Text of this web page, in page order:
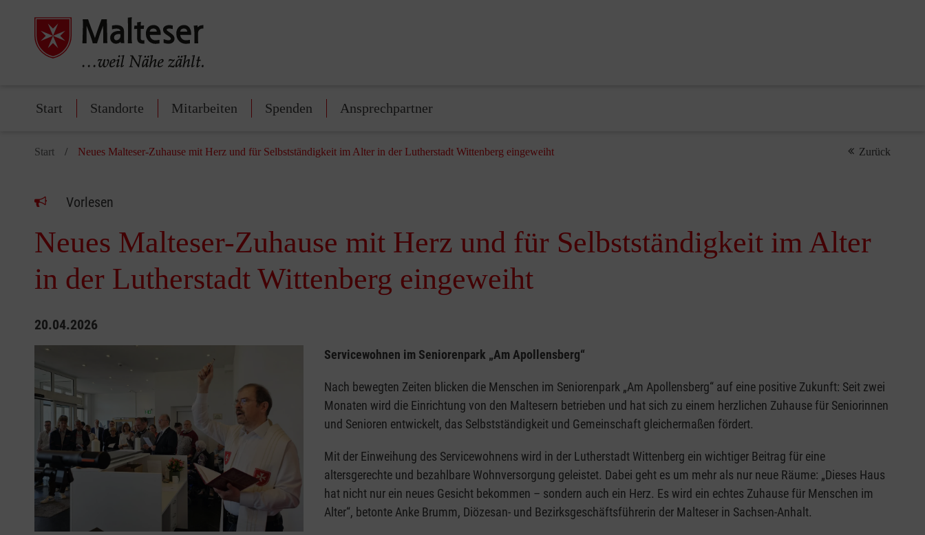
Start Standorte Mitarbeiten Spenden Ansprechpartner
Start Neues Malteser-Zuhause mit Herz und für Selbstständigkeit im Alter in der Lutherstadt Wittenberg eingeweiht Zurück
Vorlesen
Neues Malteser-Zuhause mit Herz und für Selbstständigkeit im Alter
in der Lutherstadt Wittenberg eingeweiht
20.04.2026
Servicewohnen im Seniorenpark „Am Apollensberg“
Nach bewegten Zeiten blicken die Menschen im Seniorenpark „Am Apollensberg“ auf eine positive Zukunft: Seit zwei
Monaten wird die Einrichtung von den Maltesern betrieben und hat sich zu einem herzlichen Zuhause für Seniorinnen
und Senioren entwickelt, das Selbstständigkeit und Gemeinschaft gleichermaßen fördert.
Mit der Einweihung des Servicewohnens wird in der Lutherstadt Wittenberg ein wichtiger Beitrag für eine
altersgerechte und bezahlbare Wohnversorgung geleistet. Dabei geht es um mehr als nur neue Räume: „Dieses Haus
hat nicht nur ein neues Gesicht bekommen – sondern auch ein Herz. Es wird ein echtes Zuhause für Menschen im
Alter“, betonte Anke Brumm, Diözesan- und Bezirksgeschäftsführerin der Malteser in Sachsen-Anhalt.